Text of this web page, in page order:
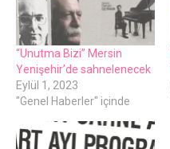
“Unutma Bizi” Mersin
Yenişehir’de sahnelenecek
Eylül 1, 2023
"Genel Haberler" içinde